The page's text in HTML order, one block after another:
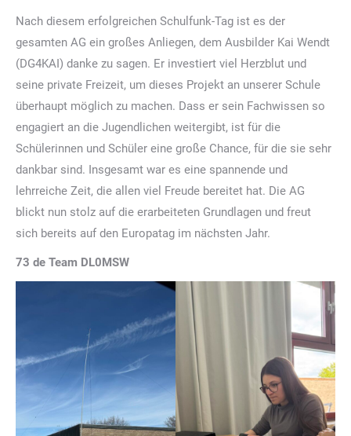
Nach diesem erfolgreichen Schulfunk-Tag ist es der
gesamten AG ein großes Anliegen, dem Ausbilder Kai Wendt
(DG4KAI) danke zu sagen. Er investiert viel Herzblut und
seine private Freizeit, um dieses Projekt an unserer Schule
überhaupt möglich zu machen. Dass er sein Fachwissen so
engagiert an die Jugendlichen weitergibt, ist für die
Schülerinnen und Schüler eine große Chance, für die sie sehr
dankbar sind. Insgesamt war es eine spannende und
lehrreiche Zeit, die allen viel Freude bereitet hat. Die AG
blickt nun stolz auf die erarbeiteten Grundlagen und freut
sich bereits auf den Europatag im nächsten Jahr.
73 de Team DL0MSW